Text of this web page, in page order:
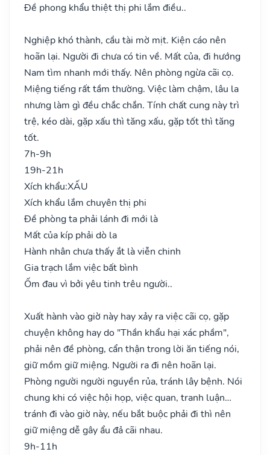
Đề phong khẩu thiệt thị phi lắm điều..
Nghiệp khó thành, cầu tài mờ mịt. Kiện cáo nên
hoãn lại. Người đi chưa có tin về. Mất của, đi hướng
Nam tìm nhanh mới thấy. Nên phòng ngừa cãi cọ.
Miệng tiếng rất tầm thường. Việc làm chậm, lâu la
nhưng làm gì đều chắc chắn. Tính chất cung này trì
trệ, kéo dài, gặp xấu thì tăng xấu, gặp tốt thì tăng
tốt.
7h-9h
19h-21h
Xích khẩu:XẤU
Xích khẩu lắm chuyên thị phi
Đề phòng ta phải lánh đi mới là
Mất của kíp phải dò la
Hành nhân chưa thấy ắt là viễn chinh
Gia trạch lắm việc bất bình
Ốm đau vì bởi yêu tinh trêu người..
Xuất hành vào giờ này hay xảy ra việc cãi cọ, gặp
chuyện không hay do "Thần khẩu hại xác phầm",
phải nên đề phòng, cẩn thận trong lời ăn tiếng nói,
giữ mồm giữ miệng. Người ra đi nên hoãn lại.
Phòng người người nguyền rủa, tránh lây bệnh. Nói
chung khi có việc hội họp, việc quan, tranh luận…
tránh đi vào giờ này, nếu bắt buộc phải đi thì nên
giữ miệng dễ gây ẩu đả cãi nhau.
9h-11h